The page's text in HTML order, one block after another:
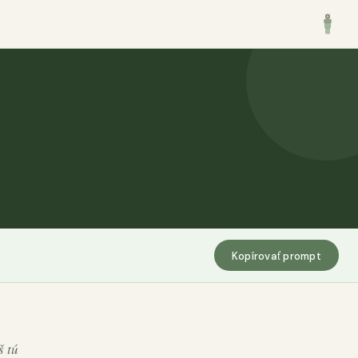
Kopírovať prompt
tú